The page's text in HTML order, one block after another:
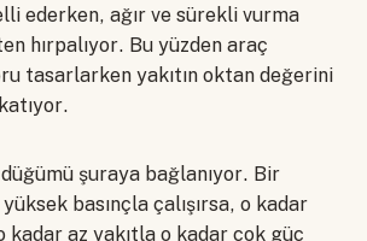
ederken, ağır ve sürekli vurma
hırpalıyor. Bu yüzden araç
tasarlarken yakıtın oktan değerini
düğümü şuraya bağlanıyor. Bir
basınçla çalışırsa, o kadar
kadar az yakıtla o kadar çok güç